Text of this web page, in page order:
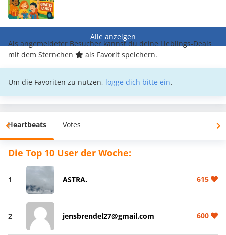
Alle anzeigen
Als angemeldeter Besucher kannst du deine Lieblings-Deals
mit dem Sternchen
als Favorit speichern.
Um die Favoriten zu nutzen, logge dich bitte ein.
Heartbeats Votes
Die Top 10 User der Woche:
1 ASTRA. 615
2 jensbrendel27@gmail.com 600